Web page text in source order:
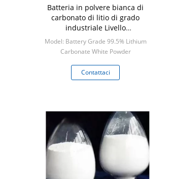
Batteria in polvere bianca di
carbonato di litio di grado
industriale Livello
20/25/100/500 kg Dimensione
del pacchetto.
Model: Battery Grade 99.5% Lithium
Carbonate White Powder
Contattaci